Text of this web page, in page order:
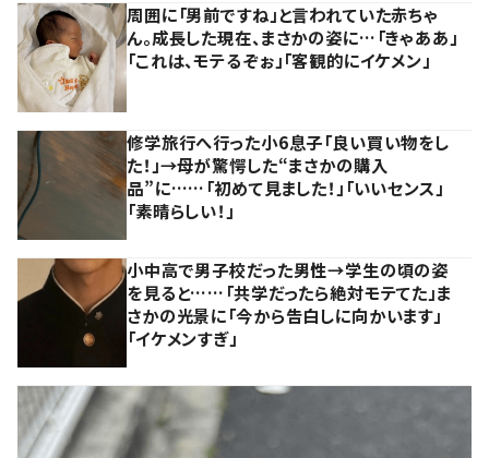
周囲に「男前ですね」と言われていた赤ちゃ
ん。成長した現在、まさかの姿に…「きゃああ」
「これは、モテるぞぉ」「客観的にイケメン」
修学旅行へ行った小6息子「良い買い物をし
た！」→母が驚愕した“まさかの購入
品”に……「初めて見ました！」「いいセンス」
「素晴らしい！」
小中高で男子校だった男性→学生の頃の姿
を見ると……「共学だったら絶対モテてた」ま
さかの光景に「今から告白しに向かいます」
「イケメンすぎ」